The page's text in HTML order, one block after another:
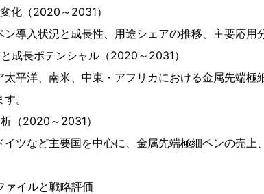
化（2020～2031）
導入状況と成長性、用途シェアの推移、主要応用
成長ポテンシャル（2020～2031）
平洋、南米、中東・アフリカにおける金属先端極
。
（2020～2031）
ツなど主要国を中心に、金属先端極細ペンの売上
ァイルと戦略評価